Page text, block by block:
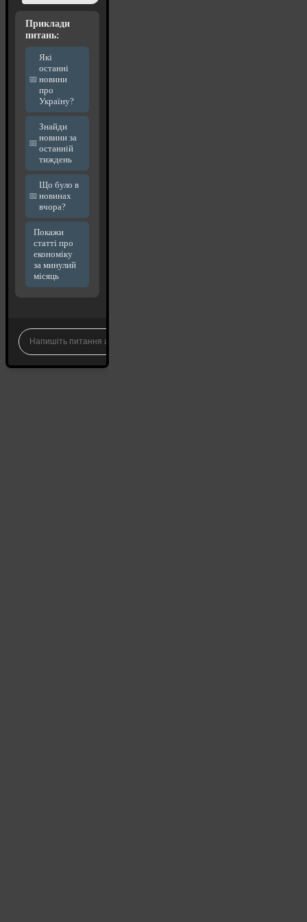
Приклади
питань:
Які
останні
новини
про
Україну?
Знайди
новини за
останній
тиждень
Що було в
новинах
вчора?
Покажи
статті про
економіку
за минулий
місяць